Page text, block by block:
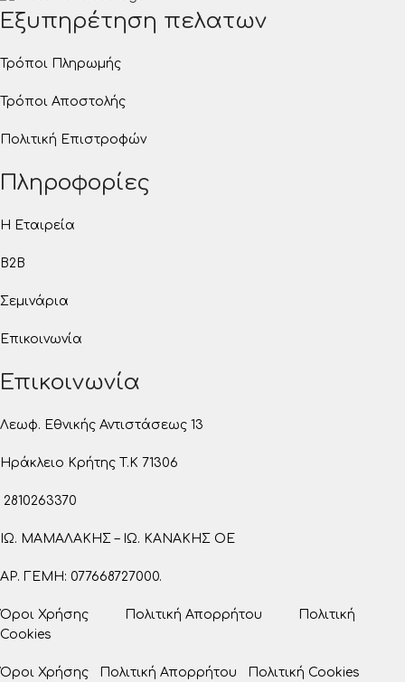
Εξυπηρέτηση πελατων
Τρόποι Πληρωμής
Τρόποι Αποστολής
Πολιτική Επιστροφών
Πληροφορίες
Η Εταιρεία
B2B
Σεμινάρια
Επικοινωνία
Επικοινωνία
Λεωφ. Εθνικής Αντιστάσεως 13
Ηράκλειο Κρήτης T.K 71306
2810263370
ΙΩ. ΜΑΜΑΛΑΚΗΣ – ΙΩ. ΚΑΝΑΚΗΣ ΟΕ
ΑΡ. ΓΕΜΗ: 077668727000.
Όροι Χρήσης Πολιτική Απορρήτου Πολιτική
Cookies
Όροι Χρήσης Πολιτική Απορρήτου Πολιτική Cookies